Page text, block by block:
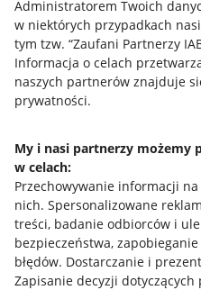
Administratorem Twoich
w niektórych przypadkach
tym tzw. “Zaufani Partnerzy
Informacja o celach
naszych partnerów znajduje
prywatności.
My i nasi partnerzy możemy
w celach:
Przechowywanie informacji
nich. Spersonalizowane
treści, badanie odbiorców i
bezpieczeństwa,
błędów. Dostarczanie i
Zapisanie decyzji
Przydatne informacje
Jak to działa
Allegro Gadane dla
Allegro Gadane dla
Mapa miejscowości
Informacje prawne